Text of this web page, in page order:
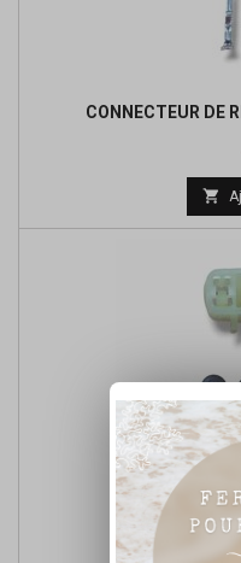
CONNECTEUR DE
